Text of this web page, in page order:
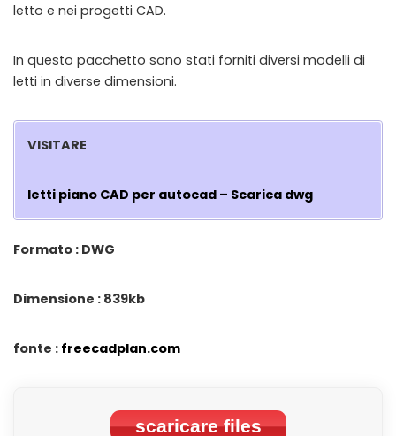
letto e nei progetti CAD.
In questo pacchetto sono stati forniti diversi modelli di
letti in diverse dimensioni.
VISITARE
letti piano CAD per autocad – Scarica dwg
Formato : DWG
Dimensione : 839kb
fonte : freecadplan.com
scaricare files